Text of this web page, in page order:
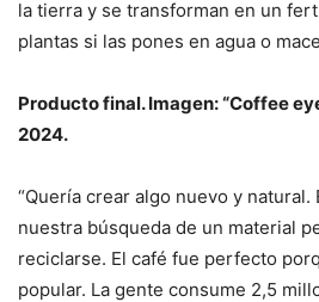
la tierra y se transforman en un
plantas si las pones en agua o
Producto final. Imagen: “Coffee
2024.
“Quería crear algo nuevo y
nuestra búsqueda de un material
reciclarse. El café fue perfecto
popular. La gente consume 2,5